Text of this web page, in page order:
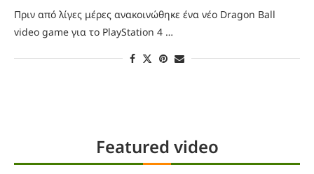
Πριν από λίγες μέρες ανακοινώθηκε ένα νέο Dragon Ball
video game για το PlayStation 4 …
Featured video